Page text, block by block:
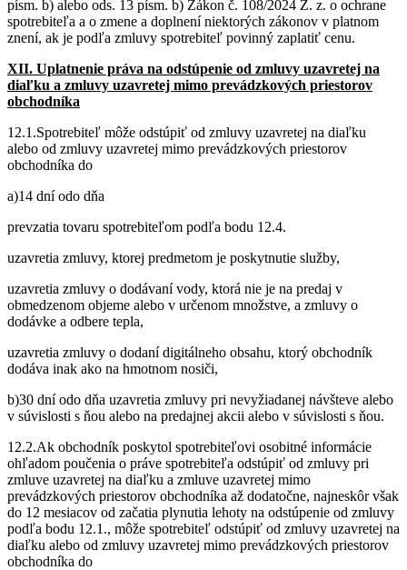
písm. b) alebo ods. 13 písm. b) Zákon č. 108/2024 Z. z. o ochrane
spotrebiteľa a o zmene a doplnení niektorých zákonov v platnom
znení, ak je podľa zmluvy spotrebiteľ povinný zaplatiť cenu.
XII. Uplatnenie práva na odstúpenie od zmluvy uzavretej na
diaľku a zmluvy uzavretej mimo prevádzkových priestorov
obchodníka
12.1.Spotrebiteľ môže odstúpiť od zmluvy uzavretej na diaľku
alebo od zmluvy uzavretej mimo prevádzkových priestorov
obchodníka do
a)14 dní odo dňa
prevzatia tovaru spotrebiteľom podľa bodu 12.4.
uzavretia zmluvy, ktorej predmetom je poskytnutie služby,
uzavretia zmluvy o dodávaní vody, ktorá nie je na predaj v
obmedzenom objeme alebo v určenom množstve, a zmluvy o
dodávke a odbere tepla,
uzavretia zmluvy o dodaní digitálneho obsahu, ktorý obchodník
dodáva inak ako na hmotnom nosiči,
b)30 dní odo dňa uzavretia zmluvy pri nevyžiadanej návšteve alebo
v súvislosti s ňou alebo na predajnej akcii alebo v súvislosti s ňou.
12.2.Ak obchodník poskytol spotrebiteľovi osobitné informácie
ohľadom poučenia o práve spotrebiteľa odstúpiť od zmluvy pri
zmluve uzavretej na diaľku a zmluve uzavretej mimo
prevádzkových priestorov obchodníka až dodatočne, najneskôr však
do 12 mesiacov od začatia plynutia lehoty na odstúpenie od zmluvy
podľa bodu 12.1., môže spotrebiteľ odstúpiť od zmluvy uzavretej na
diaľku alebo od zmluvy uzavretej mimo prevádzkových priestorov
obchodníka do